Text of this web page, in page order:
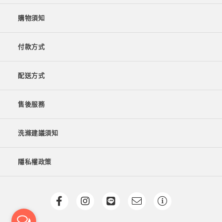
購物須知
付款方式
配送方式
售後服務
洗滌建議須知
隱私權政策